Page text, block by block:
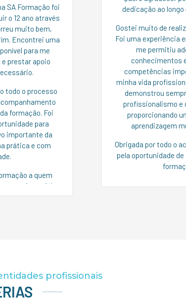
SA Formação foi
o 12 ano através
muito bem,
Encontrei uma
para me
prestar apoio
todo o processo
formação. Foi
para
importante da
prática e com
a quem
pois a minha
dedicação ao
Gostei muito de
Foi uma experiência
me permitiu
conhecimentos
competências
minha vida
demonstrou
profissionalismo e
proporcionando
aprendizagem
Obrigada por todo o
pela oportunidade
profissionais